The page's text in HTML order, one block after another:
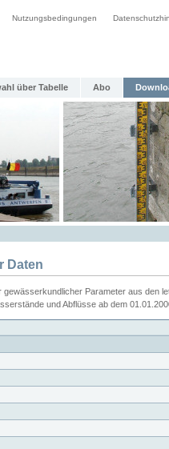
Nutzungsbedingungen
über Tabelle Abo
Daten
Parameter aus den
und Abflüsse ab dem